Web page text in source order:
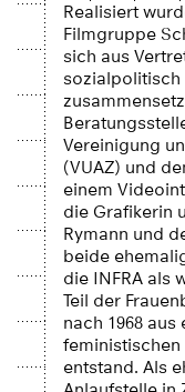
Realisiert
Filmgruppe
sich aus
Vereinigung
(VUAZ) und
einem
die Grafikerin
Rymann und
beide
die INFRA als
Teil der
nach 1968
feministischen
entstand. Als